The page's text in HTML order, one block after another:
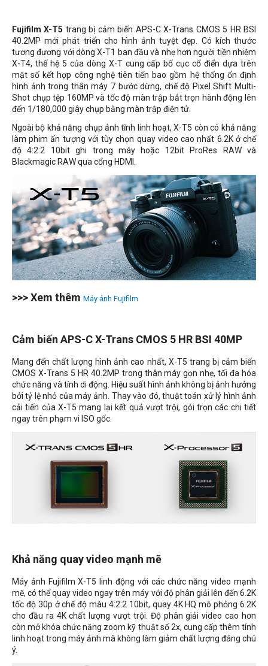
Fujifilm X-T5 trang bị cảm biến APS-C X-Trans CMOS 5 HR BSI
40.2MP mới phát triển cho hình ảnh tuyệt đẹp. Có kích thước
tương đương với dòng X-T1 ban đầu và nhẹ hơn người tiền nhiệm
X-T4, thế hệ 5 của dòng X-T cung cấp bố cục cổ điển dựa trên
mặt số kết hợp công nghệ tiên tiến bao gồm hệ thống ổn định
hình ảnh trong thân máy 7 bước dừng, chế độ Pixel Shift Multi-
Shot chụp tệp 160MP và tốc độ màn trập bắt trọn hành động lên
đến 1/180,000 giây chụp bằng màn trập điện tử.
Ngoài bộ khả năng chụp ảnh tĩnh linh hoạt, X-T5 còn có khả năng
làm phim ấn tượng với tùy chọn quay video cao nhất 6.2K ở chế
độ 4:2:2 10bit ghi trong máy hoặc 12bit ProRes RAW và
Blackmagic RAW qua cổng HDMI.
>>> Xem thêm Máy ảnh Fujifilm
Cảm biến APS-C X-Trans CMOS 5 HR BSI 40MP
Mang đến chất lượng hình ảnh cao nhất, X-T5 trang bị cảm biến
CMOS X-Trans 5 HR 40.2MP trong thân máy gọn nhẹ, tối đa hóa
chức năng và tính di động. Hiệu suất hình ảnh không bị ảnh hưởng
bởi tỷ lệ nhỏ của máy ảnh. Thay vào đó, thuật toán xử lý hình ảnh
cải tiến của X-T5 mang lại kết quả vượt trội, gói trọn các chi tiết
ngay trên phạm vi ISO gốc.
Khả năng quay video mạnh mẽ
Máy ảnh Fujifilm X-T5 linh động với các chức năng video mạnh
mẽ, có thể quay video ngay trên máy với độ phân giải lên đến 6.2K
tốc độ 30p ở chế độ màu 4:2:2 10bit, quay 4K HQ mô phỏng 6.2K
cho đầu ra 4K chất lượng vượt trội. Độ phân giải video cao hơn
còn mở khóa chức năng zoom kỹ thuật số 2x, cung cấp thêm tính
linh hoạt trong máy ảnh mà không làm giảm chất lượng đáng chú
ý.